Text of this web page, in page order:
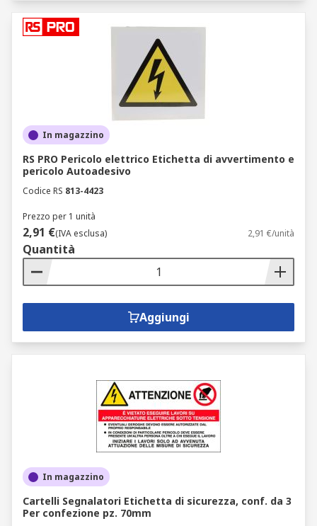
In magazzino
RS PRO Pericolo elettrico Etichetta di avvertimento e
pericolo Autoadesivo
Codice RS 813-4423
Prezzo per 1 unità
2,91 €(IVA esclusa) 2,91 €/unità
Quantità
Aggiungi
In magazzino
Cartelli Segnalatori Etichetta di sicurezza, conf. da 3
Per confezione pz. 70mm